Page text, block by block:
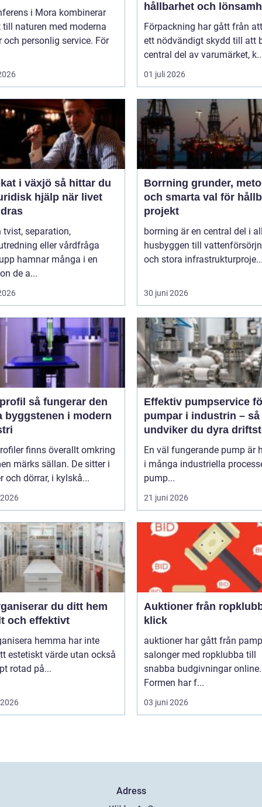
i Mora kombinerar
till naturen med moderna
och personlig service. För
hållbarhet och
Förpackning har gått från
ett nödvändigt skydd till att
central del av varumärket,
01 juli 2026
växjö så hittar du
hjälp när livet
tvist, separation,
eller vårdfråga
hamnar många i en
de a...
Borrning grunder, metoder
och smarta val för
projekt
borrning är en central del i
husbyggen till
och stora
30 juni 2026
den
byggstenen i modern
finns överallt omkring
märks sällan. De sitter i
och dörrar, i kylskå...
Effektiv pumpservice
pumpar i industrin – så
undviker du dyra
En väl fungerande pump är
i många industriella
pump...
21 juni 2026
du ditt hem
och effektivt
hemma har inte
estetiskt värde utan också
rotad på...
Auktioner från ropklubba till
klick
auktioner har gått från
salonger med ropklubba till
snabba budgivningar online.
Formen har f...
03 juni 2026
Adress